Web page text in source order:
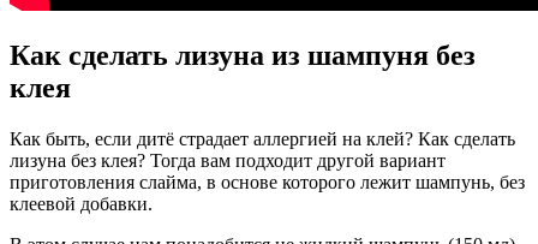
Как сделать лизуна из шампуня без
клея
Как быть, если дитё страдает аллергией на клей? Как сделать
лизуна без клея? Тогда вам подходит другой вариант
приготовления слайма, в основе которого лежит шампунь, без
клеевой добавки.